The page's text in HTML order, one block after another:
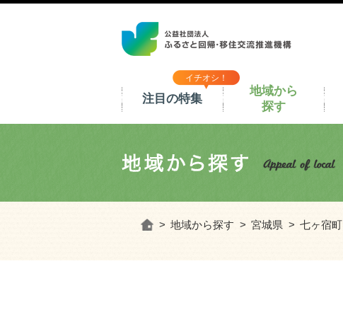
イチオシ！
注目の特集
地域から
探す
ホーム 地域から探す 宮城県 七ヶ宿町